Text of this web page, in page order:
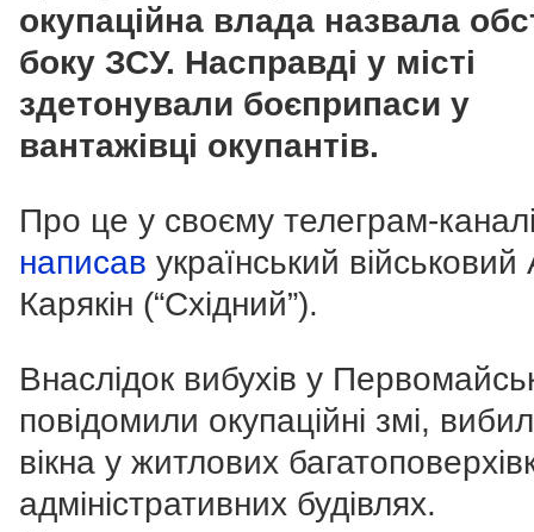
окупаційна влада назвала
боку ЗСУ. Насправді у місті
здетонували боєприпаси у
вантажівці окупантів.
Про це у своєму телеграм-
написав український
Карякін (“Східний”).
Внаслідок вибухів у
повідомили окупаційні змі,
вікна у житлових
адміністративних будівлях.